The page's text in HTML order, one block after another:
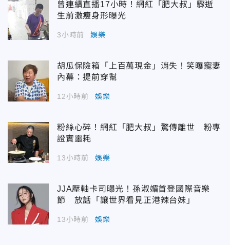
曾連續直播17小時！網紅「肥大叔」驟逝
生前激瘦身形曝光
3小時前 娛樂
胡瓜保險箱「上百萬現金」消失！笑曝寵妻
內幕：提前穿幫
12小時前 娛樂
粉絲心碎！網紅「肥大叔」驚傳離世 粉專
證實噩耗
13小時前 娛樂
JJA壓軸卡司曝光！孫淑媚首登國際音樂
節 放話「讓世界看見正港辣台妹」
13小時前 娛樂